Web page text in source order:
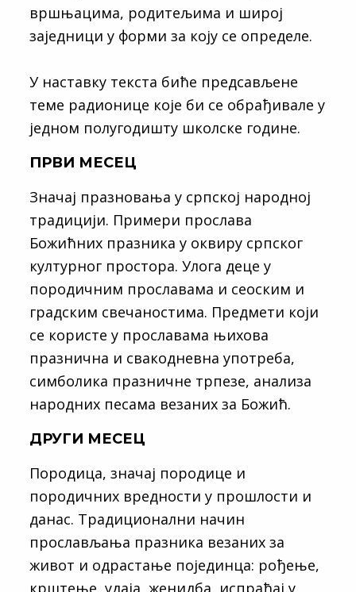
вршњацима, родитељима и широј
заједници у форми за коју се определе.
У наставку текста биће предсављене
теме радионице које би се обрађивале у
једном полугодишту школске године.
ПРВИ МЕСЕЦ
Значај празновања у српској народној
традицији. Примери прослава
Божићних празника у оквиру српског
културног простора. Улога деце у
породичним прославама и сеоским и
градским свечаностима. Предмети који
се користе у прославама њихова
празнична и свакодневна употреба,
симболика празничне трпезе, анализа
народних песама везаних за Божић.
ДРУГИ МЕСЕЦ
Породица, значај породице и
породичних вредности у прошлости и
данас. Традиционални начин
прослављања празника везаних за
живот и одрастање појединца: рођење,
крштење, удаја, женидба, испраћај у